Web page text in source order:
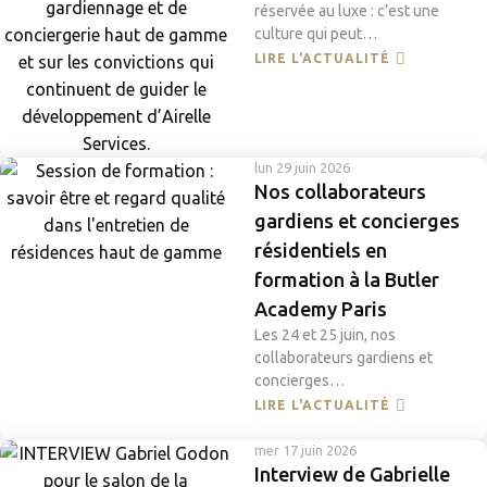
réservée au luxe : c’est une
culture qui peut…
LIRE L'ACTUALITÉ
lun 29 juin 2026
Nos collaborateurs
gardiens et concierges
résidentiels en
formation à la Butler
Academy Paris
Les 24 et 25 juin, nos
collaborateurs gardiens et
concierges…
LIRE L'ACTUALITÉ
mer 17 juin 2026
Interview de Gabrielle